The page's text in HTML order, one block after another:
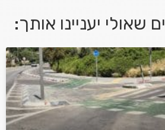
במייל ושימוש בפרטים בהתאם
שאולי יעניינו אותך: